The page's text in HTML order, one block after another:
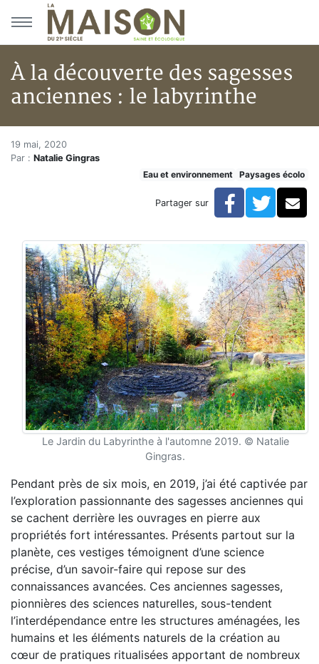
Aller au menu principal
Aller au contenu principal
À la découverte des sagesses
anciennes : le labyrinthe
Accueil
Articles
Eau et environnement
À la découverte des sagesses anciennes : le
À la découverte des sagesses
19 mai, 2020
Par : Natalie Gingras
Eau et environnement
Paysages écolo
Partager sur Facebook
Le Jardin du Labyrinthe à l'automne 2019. © Natalie
Gingras.
Pendant près de six mois, en 2019, j’ai été captivée par
l’exploration passionnante des sagesses anciennes qui
se cachent derrière les ouvrages en pierre aux
propriétés fort intéressantes. Présents partout sur la
planète, ces vestiges témoignent d’une science
précise, d’un savoir-faire qui repose sur des
connaissances avancées. Ces anciennes sagesses,
pionnières des sciences naturelles, sous-tendent
l’interdépendance entre les structures aménagées, les
humains et les éléments naturels de la création au
cœur de pratiques ritualisées apportant de nombreux